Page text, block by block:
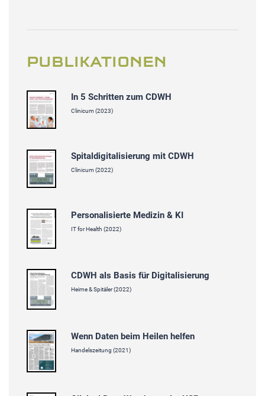
PUBLIKATIONEN
In 5 Schritten zum CDWH
Clinicum (2023)
Spitaldigitalisierung mit CDWH
Clinicum (2022)
Personalisierte Medizin & KI
IT for Health (2022)
CDWH als Basis für Digitalisierung
Heime & Spitäler (2022)
Wenn Daten beim Heilen helfen
Handelszeitung (2021)